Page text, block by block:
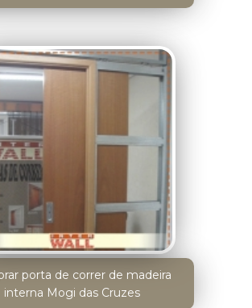
porta de correr de madeira
interna Mogi das Cruzes